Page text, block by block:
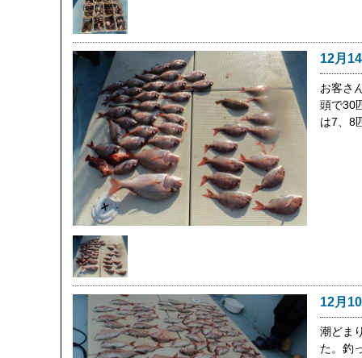
12月
お客さ
頭で30
は7、8
12月
潮どま
た。釣